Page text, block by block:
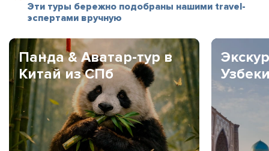
Эти туры бережно подобраны нашими travel-
эспертами вручную
Панда & Аватар-тур в
Китай из СПб